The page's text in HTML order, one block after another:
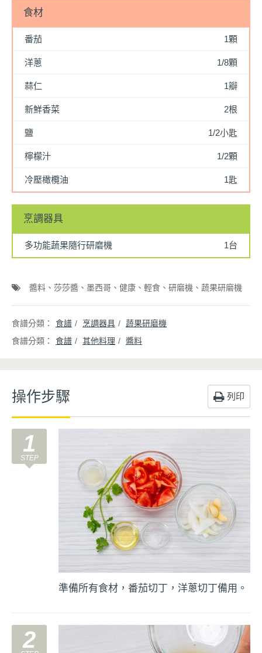
食材
番茄 1顆
洋蔥 1/8顆
蒜仁 1瓣
新鮮香菜 2根
鹽 1/2小匙
檸檬汁 1/2顆
冷壓橄欖油 1匙
烹調器具
多功能蔬果隨行研磨機 1台
醬料 莎莎醬 墨西哥 健康 輕食 研磨機 蔬果研磨機
食譜 烹調器具
蔬果研磨機
食譜
其他料理 醬料
操作步驟 列印
1
準備所有食材，番茄切丁，洋蔥切丁備用。
2